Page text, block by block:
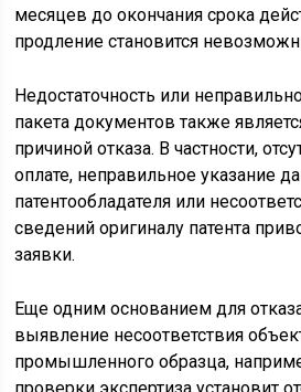
месяцев до окончания срока
продление становится
Недостаточность или
пакета документов также
причиной отказа. В частности,
оплате, неправильное указание
патентообладателя или
сведений оригиналу патента
заявки.
Еще одним основанием для отказа
выявление несоответствия
промышленного образца,